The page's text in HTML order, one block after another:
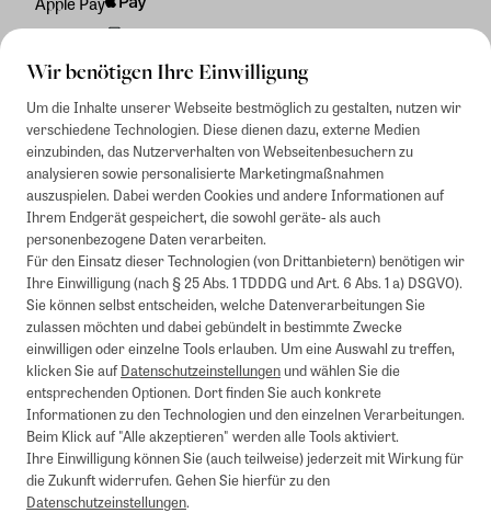
Wir benötigen Ihre Einwilligung
Um die Inhalte unserer Webseite bestmöglich zu gestalten, nutzen wir
verschiedene Technologien. Diese dienen dazu, externe Medien
einzubinden, das Nutzerverhalten von Webseitenbesuchern zu
analysieren sowie personalisierte Marketingmaßnahmen
auszuspielen. Dabei werden Cookies und andere Informationen auf
Ihrem Endgerät gespeichert, die sowohl geräte- als auch
personenbezogene Daten verarbeiten.
Für den Einsatz dieser Technologien (von Drittanbietern) benötigen wir
Ihre Einwilligung (nach § 25 Abs. 1 TDDDG und Art. 6 Abs. 1 a) DSGVO).
Sie können selbst entscheiden, welche Datenverarbeitungen Sie
zulassen möchten und dabei gebündelt in bestimmte Zwecke
einwilligen oder einzelne Tools erlauben. Um eine Auswahl zu treffen,
klicken Sie aufDatenschutzeinstellungenund wählen Sie die
entsprechenden Optionen. Dort finden Sie auch konkrete
Informationen zu den Technologien und den einzelnen Verarbeitungen.
Beim Klick auf "Alle akzeptieren" werden alle Tools aktiviert.
Ihre Einwilligung können Sie (auch teilweise) jederzeit mit Wirkung für
die Zukunft widerrufen. Gehen Sie hierfür zu den
Datenschutzeinstellungen.
Rechnung